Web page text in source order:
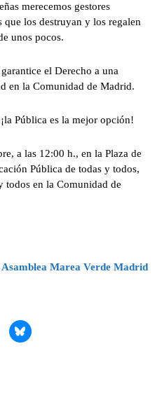
merecemos gestores
que los destruyan y los regalen
unos pocos.
el Derecho a una
en la Comunidad de Madrid.
Pública es la mejor opción!
a las 12:00 h., en la Plaza de
Pública de todas y todos,
todos en la Comunidad de
Asamblea Marea Verde Madrid